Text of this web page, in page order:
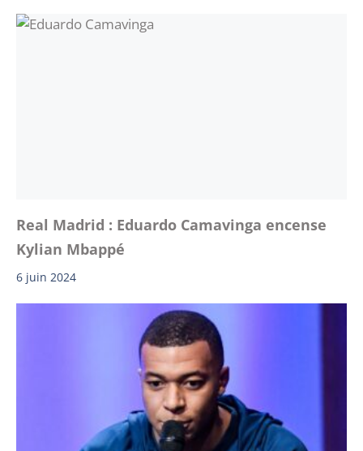
Real Madrid : Eduardo Camavinga encense
Kylian Mbappé
6 juin 2024